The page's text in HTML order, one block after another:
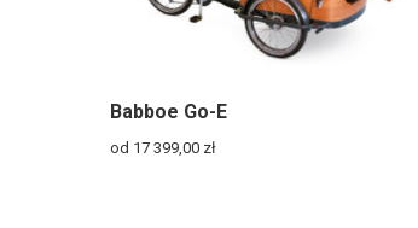
Babboe Go-E
od 17 399,00 zł